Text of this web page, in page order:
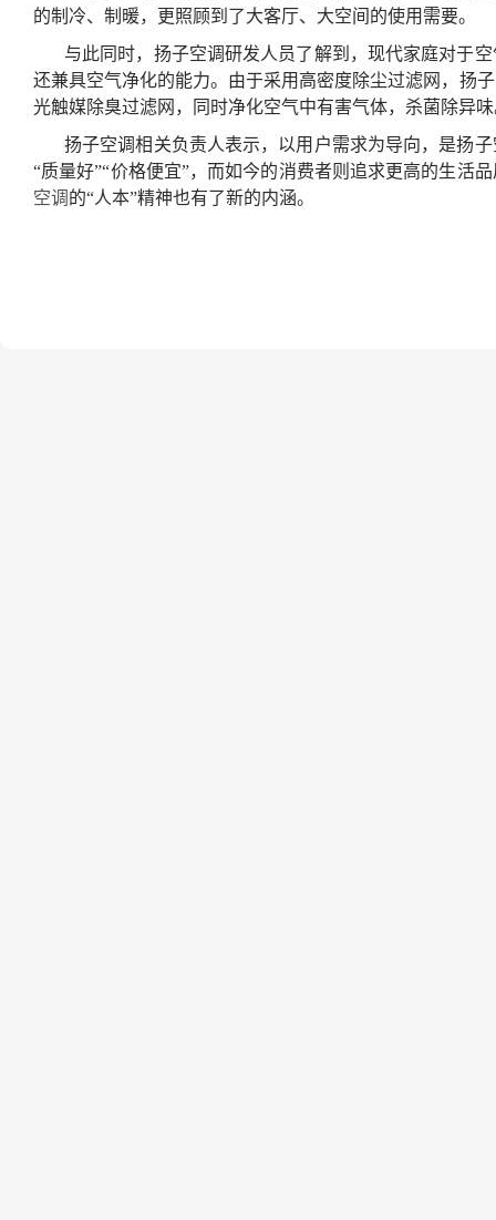
的制冷、制暖，更照顾到了大客厅、大空间的使用需要。
与此同时，扬子空调研发人员了解到，现代家庭对于
还兼具空气净化的能力。由于采用高密度除尘过滤网，扬
光触媒除臭过滤网，同时净化空气中有害气体，杀菌除异
扬子空调相关负责人表示，以用户需求为导向，是扬
“质量好”“价格便宜”，而如今的消费者则追求更高的生活
空调 的“人本”精神也有了新的内涵。